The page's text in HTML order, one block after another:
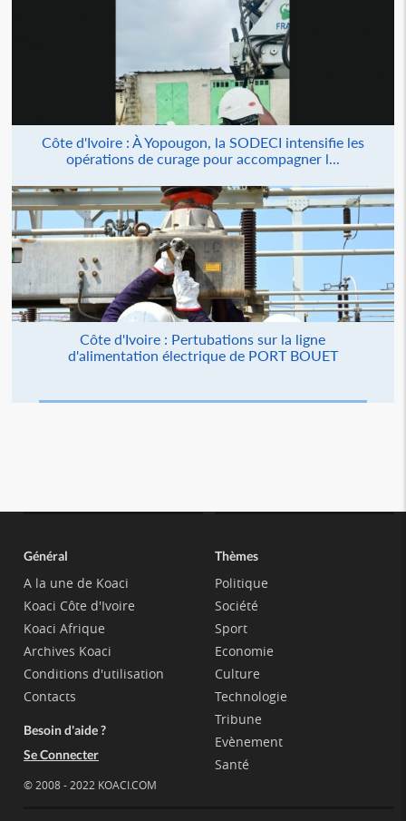
Côte d'Ivoire : À Yopougon, la SODECI intensifie les
opérations de curage pour accompagner l...
Côte d'Ivoire : Pertubations sur la ligne
d'alimentation électrique de PORT BOUET
Général
A la une de Koaci
Koaci Côte d'Ivoire
Koaci Afrique
Archives Koaci
Conditions d'utilisation
Contacts
Besoin d'aide ?
Se Connecter
© 2008 - 2022 KOACI.COM
Thèmes
Politique
Société
Sport
Economie
Culture
Technologie
Tribune
Evènement
Santé